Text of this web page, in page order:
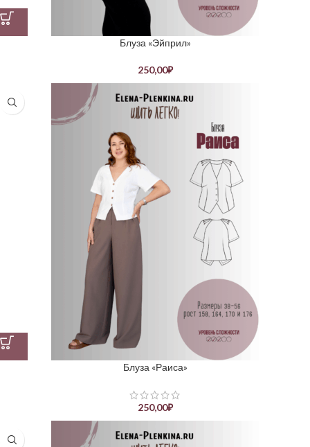
Блуза «Эйприл»
250,00₽
Блуза «Раиса»
250,00₽